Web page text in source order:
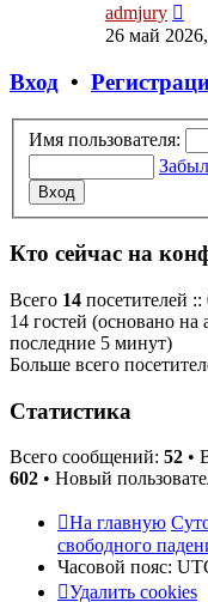
admjury
к
26 май
Вход •
Имя пользователя:
Кто сейчас на
Всего 14 посетителей
14 гостей (основано на
последние 5 минут)
Больше всего
Статистика
Всего сообщений: 52 •
602 • Новый
На главную
свободного
Часовой пояс:
Удалить cookies